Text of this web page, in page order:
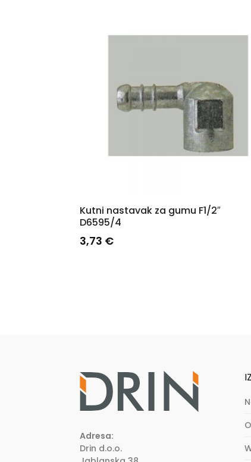
Kutni nastavak za gumu F1/2″
D6595/4
3,73 €
Adresa:
Drin d.o.o.